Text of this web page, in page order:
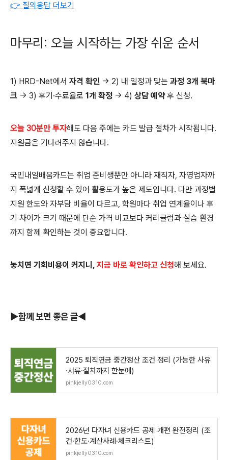
👉 질의응답 더보기
마무리: 오늘 시작하는 가장 쉬운 순서
1) HRD-Net에서 자격 확인 → 2) 내 일정과 맞는 과정 3개 북마
크 → 3) 후기·수료율로 1개 확정 → 4) 상담 예약후 신청.
오늘 30분만 투자해도 다음 주에는 카드 발급 절차가 시작됩니다.
지원금은 기다려주지 않습니다.
국민내일배움카드는 취업 준비생뿐만 아니라 재직자, 자영업자까
지 폭넓게 신청할 수 있어 활용도가 높은 제도입니다. 다만 과정별
지원 한도와 자부담 비율이 다르고, 학원마다 취업 연계율이나 후
기 차이가 크기 때문에 단순 가격 비교보다 커리큘럼과 실습 환경
까지 함께 확인하는 것이 중요합니다.
놓치면 기회비용이 커지니, 지금 바로 확인하고 신청해 보세요.
▶️함께 보면 좋은 글◀️
2025 퇴직연금 중간정산 조건 정리 (가능한 사유
·서류·절차까지 한눈에)
pinkjelly0310.com
2026년 다자녀 신용카드 공제 개편 완전정리 (조
건·한도·계산사례·체크리스트)
pinkjelly0310.com